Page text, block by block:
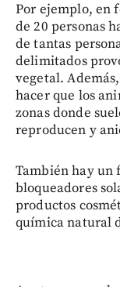
Por ejemplo, en
de 20 personas
de tantas
delimitados
vegetal.
hacer que los
zonas donde
reproducen y
También hay un
bloqueadores
productos
química natural